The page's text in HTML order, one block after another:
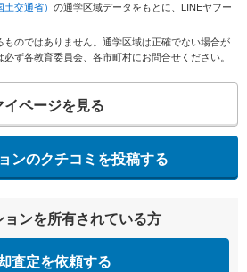
交通省） の通学区域データをもとに、LINEヤフー
のではありません。通学区域は正確でない場合が
ず各教育委員会、各市町村にお問合せください。
イページを見る
ンのクチコミを投稿する
ョンを所有されている方
査定を依頼する